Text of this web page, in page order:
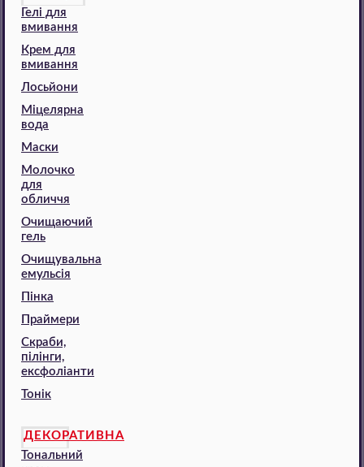
Гелі для
вмивання
Крем для
вмивання
Лосьйони
Міцелярна
вода
Маски
Молочко
для
обличчя
Очищаючий
гель
Очищувальна
емульсія
Пінка
Праймери
Скраби,
пілінги,
ексфоліанти
Тонік
ДЕКОРАТИВНА
Тональний